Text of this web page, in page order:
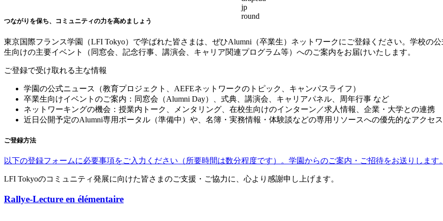
つながりを保ち、コミュニティの力を高めましょう
東京国際フランス学園（LFI Tokyo）で学ばれた皆さまは、ぜひAlumni （卒業生）ネットワークにご登録ください。学校の
生向けの主要イベント（同窓会、記念行事、講演会、キャリア関連プログラム等）へのご案内をお届けいたします。
ご登録で受け取れる主な情報
学園の公式ニュース（教育プロジェクト、 AEFEネットワークのトピック、キャンパスライフ）
卒業生向けイベントのご案内：同窓会（Alumni Day）、式典、講演会、キャリアパネル、周年行事 など
ネットワーキングの機会：授業内トーク、メンタリング、在校生向けのインターン／求人情報、企業・大学との連携
近日公開予定のAlumni専用ポータル（準備中）や、名簿・実務情報・体験談などの専用リソースへの優先的なアクセス
ご登録方法
以下の登録フォームに必要事項をご入力ください（所要時間は数分程度です）。学園からのご案内・ご招待をお送りします。
LFI Tokyoのコミュニティ発展に向けた皆さまのご支援・ご協力に、心より感謝申し上げます。
Rallye-Lecture en élémentaire